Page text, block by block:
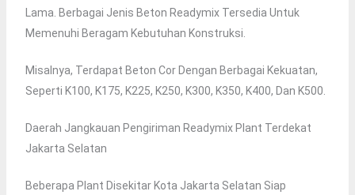
Lama. Berbagai Jenis Beton Readymix Tersedia Untuk
Memenuhi Beragam Kebutuhan Konstruksi.
Misalnya, Terdapat Beton Cor Dengan Berbagai Kekuatan,
Seperti K100, K175, K225, K250, K300, K350, K400, Dan K500.
Daerah Jangkauan Pengiriman Readymix Plant Terdekat
Jakarta Selatan
Beberapa Plant Disekitar Kota Jakarta Selatan Siap